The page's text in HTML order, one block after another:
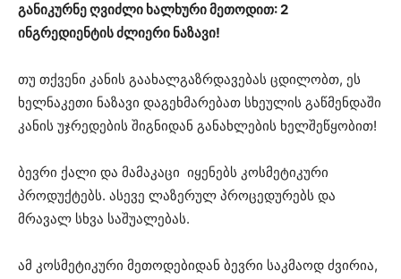
განიკურნე ღვიძლი ხალხური მეთოდით: 2
ინგრედიენტის ძლიერი ნაზავი!
თუ თქვენი კანის გაახალგაზრდავებას ცდილობთ, ეს
ხელნაკეთი ნაზავი დაგეხმარებათ სხეულის გაწმენდაში
კანის უჯრედების შიგნიდან განახლების ხელშეწყობით!
ბევრი ქალი და მამაკაცი იყენებს კოსმეტიკური
პროდუქტებს. ასევე ლაზერულ პროცედურებს და
მრავალ სხვა საშუალებას.
ამ კოსმეტიკური მეთოდებიდან ბევრი საკმაოდ ძვირია,